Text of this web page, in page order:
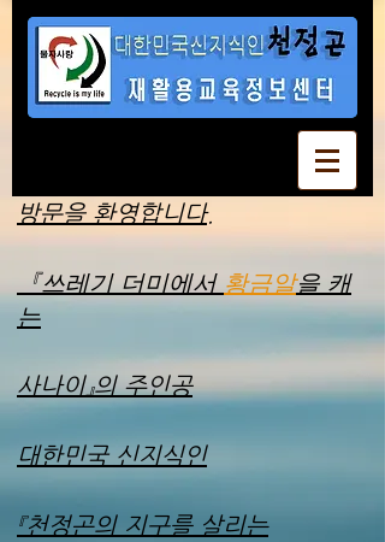
방문을 환영합니다.
『쓰레기 더미에서 황금알을 캐
는
사나이』의 주인공
대한민국 신지식인
『천정곤의 지구를 살리는